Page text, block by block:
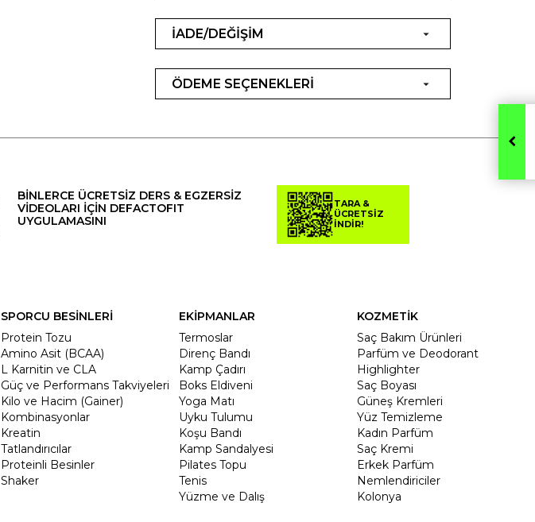
İADE/DEĞİŞİM
ÖDEME SEÇENEKLERİ
BİNLERCE ÜCRETSİZ DERS & EGZERSİZ
VİDEOLARI İÇİN DEFACTOFIT
UYGULAMASINI
TARA &
ÜCRETSİZ
İNDİR!
SPORCU BESİNLERİ
Protein Tozu
Amino Asit (BCAA)
L Karnitin ve CLA
Güç ve Performans Takviyeleri
Kilo ve Hacim (Gainer)
Kombinasyonlar
Kreatin
Tatlandırıcılar
Proteinli Besinler
Shaker
EKİPMANLAR
Termoslar
Direnç Bandı
Kamp Çadırı
Boks Eldiveni
Yoga Matı
Uyku Tulumu
Koşu Bandı
Kamp Sandalyesi
Pilates Topu
Tenis
Yüzme ve Dalış
KOZMETİK
Saç Bakım Ürünleri
Parfüm ve Deodorant
Highlighter
Saç Boyası
Güneş Kremleri
Yüz Temizleme
Kadın Parfüm
Saç Kremi
Erkek Parfüm
Nemlendiriciler
Kolonya